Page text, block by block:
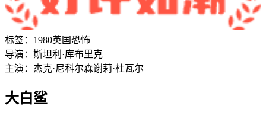
标签： 1980英国恐怖
导演： 斯坦利·库布里克
主演： 杰克·尼科尔森谢莉·杜瓦尔
大白鲨